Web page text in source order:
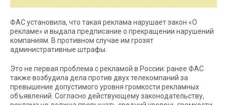
ФАС установила, что такая реклама нарушает закон «О
рекламе» и выдала предписание о прекращении нарушений
компаниям. В противном случае им грозят
административные штрафы.
Это не первая проблема с рекламой в России: ранее ФАС
также возбудила дела против двух телекомпаний за
превышение допустимого уровня громкости рекламных
объявлений. Согласно действующему законодательству,